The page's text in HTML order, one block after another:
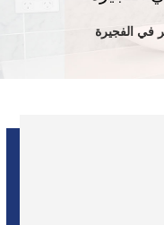
في الفجيرة